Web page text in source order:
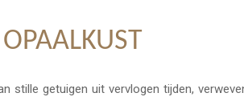
stille getuigen uit vervlogen tijden,